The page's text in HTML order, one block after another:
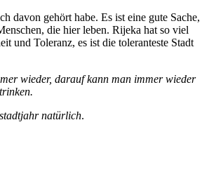
davon gehört habe. Es ist eine gute Sache,
die hier leben. Rijeka hat so viel
und Toleranz, es ist die toleranteste Stadt
wieder, darauf kann man immer wieder
natürlich.